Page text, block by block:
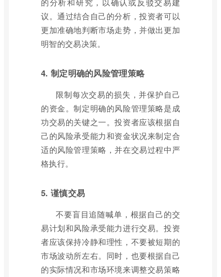
的分析和研究，以确认或反驳交易建
议。通过结合自己的分析，投资者可以
更加准确地判断市场走势，并做出更加
明智的交易决策。
4. 制定明确的风险管理策略
限制每次交易的损失，并保护自己
的资金。制定明确的风险管理策略是成
功交易的关键之一。投资者应该根据自
己的风险承受能力和资金状况来制定合
适的风险管理策略，并在交易过程中严
格执行。
5. 谨慎交易
不要盲目追随喊单，根据自己的交
易计划和风险承受能力进行交易。投资
者应该保持冷静和理性，不要被短期的
市场波动所左右。同时，也要根据自己
的实际情况和市场环境来调整交易策略